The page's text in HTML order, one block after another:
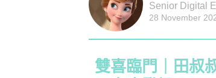
Senior Digital
28 November
雙喜臨門｜田叔